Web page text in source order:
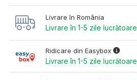
Livrare în România
Livrare în 1-5 zile lucrătoare
Ridicare din Easybox
Livrare în 1-5 zile lucrătoare